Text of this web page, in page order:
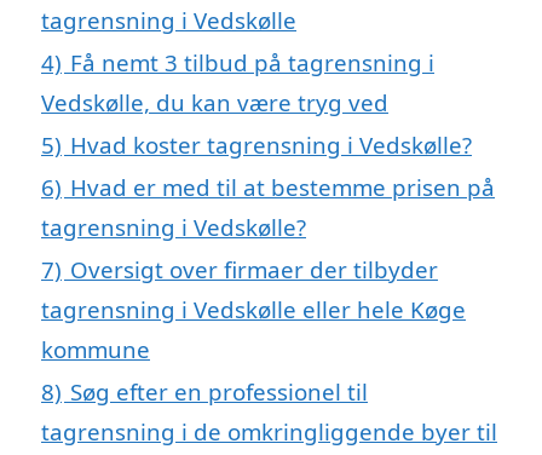
tagrensning i Vedskølle
4) Få nemt 3 tilbud på tagrensning i
Vedskølle, du kan være tryg ved
5) Hvad koster tagrensning i Vedskølle?
6) Hvad er med til at bestemme prisen på
tagrensning i Vedskølle?
7) Oversigt over firmaer der tilbyder
tagrensning i Vedskølle eller hele Køge
kommune
8) Søg efter en professionel til
tagrensning i de omkringliggende byer til